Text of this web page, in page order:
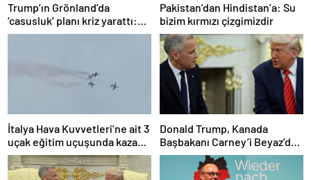
Trump’ın Grönland’da
‘casusluk’ planı kriz yarattı:
Danimarka ABD elçisini
Pakistan’dan Hindistan’a: Su
bizim kırmızı çizgimizdir
İtalya Hava Kuvvetleri’ne ait 3
uçak eğitim uçuşunda kaza
yaptı
Donald Trump, Kanada
Başbakanı Carney’i Beyaz’da
ağırladı